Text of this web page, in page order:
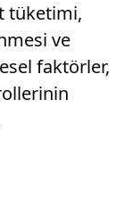
tüketimi,
ve
faktörler,